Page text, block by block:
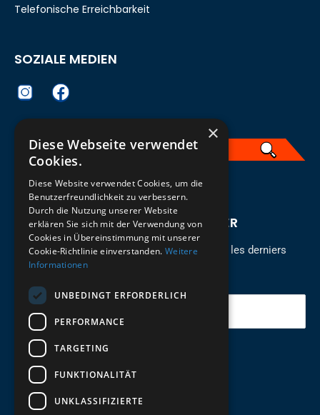
INSCRIVEZ-VOUS À LA NEWSLETTER
Restez à jour sur les nouveaux arrivants pour les derniers
modèles!
Votre e-mail
Envoyer
Telefonische Erreichbarkeit
SOZIALE MEDIEN
Französisch
×
Diese Webseite verwendet
Cookies.
Diese Website verwendet Cookies, um die
Benutzerfreundlichkeit zu verbessern.
Durch die Nutzung unserer Website
erklären Sie sich mit der Verwendung von
Cookies in Übereinstimmung mit unserer
Cookie-Richtlinie einverstanden. Weitere
Informationen
UNBEDINGT ERFORDERLICH
PERFORMANCE
TARGETING
FUNKTIONALITÄT
UNKLASSIFIZIERTE